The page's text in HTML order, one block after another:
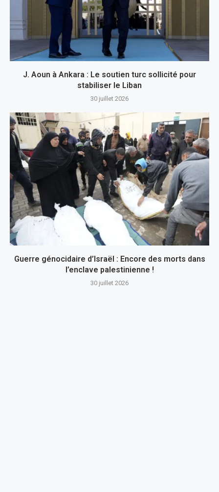
J. Aoun à Ankara : Le soutien turc sollicité pour
stabiliser le Liban
30 juillet 2026
Guerre génocidaire d’Israël : Encore des morts dans
l’enclave palestinienne !
30 juillet 2026